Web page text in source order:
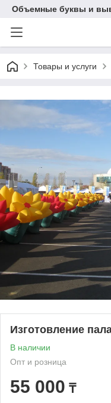
Объемные буквы и
Товары и услуги
Изготовление
В наличии
Опт и розница
55 000 ₸